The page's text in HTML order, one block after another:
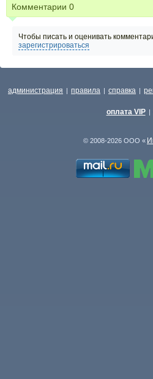
Комментарии 0
Чтобы писать и оценивать
зарегистрироваться
администрация | правила | справка |
оплата VIP |
© 2008-2026 ООО «